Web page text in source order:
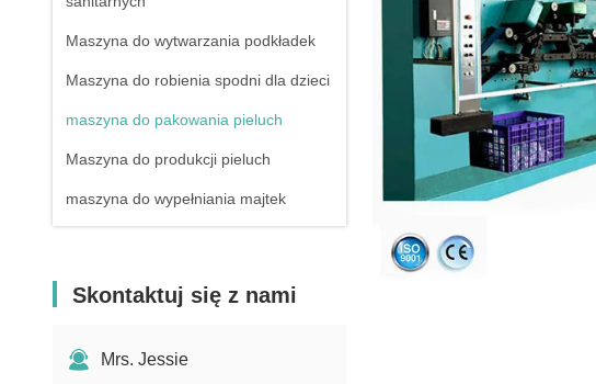
Maszyna do wytwarzania podkładek
Maszyna do robienia spodni dla dzieci
maszyna do pakowania pieluch
Maszyna do produkcji pieluch
maszyna do wypełniania majtek
Skontaktuj się z nami
Mrs. Jessie